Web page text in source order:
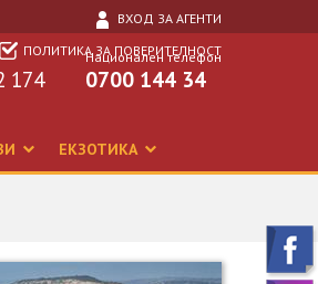
ВХОД ЗА АГЕНТИ
ПОЛИТИКА ЗА ПОВЕРИТЕЛНОСТ
Национален телефон
0700 144 34
174
ЕКЗОТИКА